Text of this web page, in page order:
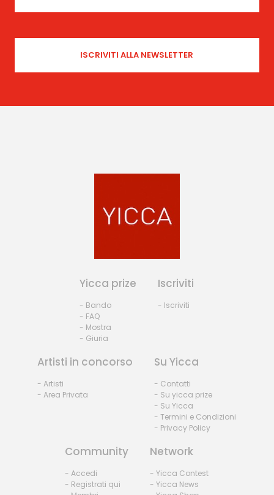
Yicca prize
- Bando
- FAQ
- Mostra
- Giuria
Iscriviti
- Iscriviti
Artisti in concorso
- Artisti
- Area Privata
Su Yicca
- Contatti
- Su yicca prize
- Su Yicca
- Termini e Condizioni
- Privacy Policy
Community
- Accedi
- Registrati qui
Network
- Yicca Contest
- Yicca News